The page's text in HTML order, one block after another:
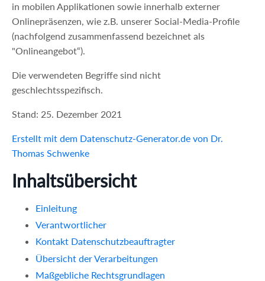
in mobilen Applikationen sowie innerhalb externer
Onlinepräsenzen, wie z.B. unserer Social-Media-Profile
(nachfolgend zusammenfassend bezeichnet als
"Onlineangebot“).
Die verwendeten Begriffe sind nicht
geschlechtsspezifisch.
Stand: 25. Dezember 2021
Erstellt mit dem Datenschutz-Generator.de von Dr.
Thomas Schwenke
Inhaltsübersicht
Einleitung
Verantwortlicher
Kontakt Datenschutzbeauftragter
Übersicht der Verarbeitungen
Maßgebliche Rechtsgrundlagen